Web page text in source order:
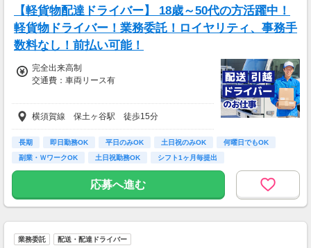
【軽貨物配達ドライバー】 18歳～50代の方活躍中！
軽貨物ドライバー！業務委託！ロイヤリティ、事務手
数料なし！前払い可能！
完全出来高制
交通費：車両リース有
月給300,000円～800,000円（想定年収360,000
万円～6,000,000万円）
リーダー業務を業務をおこなってくださるかた
配達品質、評価などにより半年に一回昇級審査
例:宅配1個155円×130個＝20,150円（スタート
価格経験によっても変動あり）
20,150円×23日＝463,450円
横須賀線 保土ヶ谷駅 徒歩15分
長期 即日勤務OK 平日のみOK 土日祝のみOK
何曜日でもOK
副業・ＷワークOK
土日祝勤務OK
シフト1ヶ月毎提出
完全週休2日制 (土…
応募へ進む
業務委託 配送・配達ドライバー